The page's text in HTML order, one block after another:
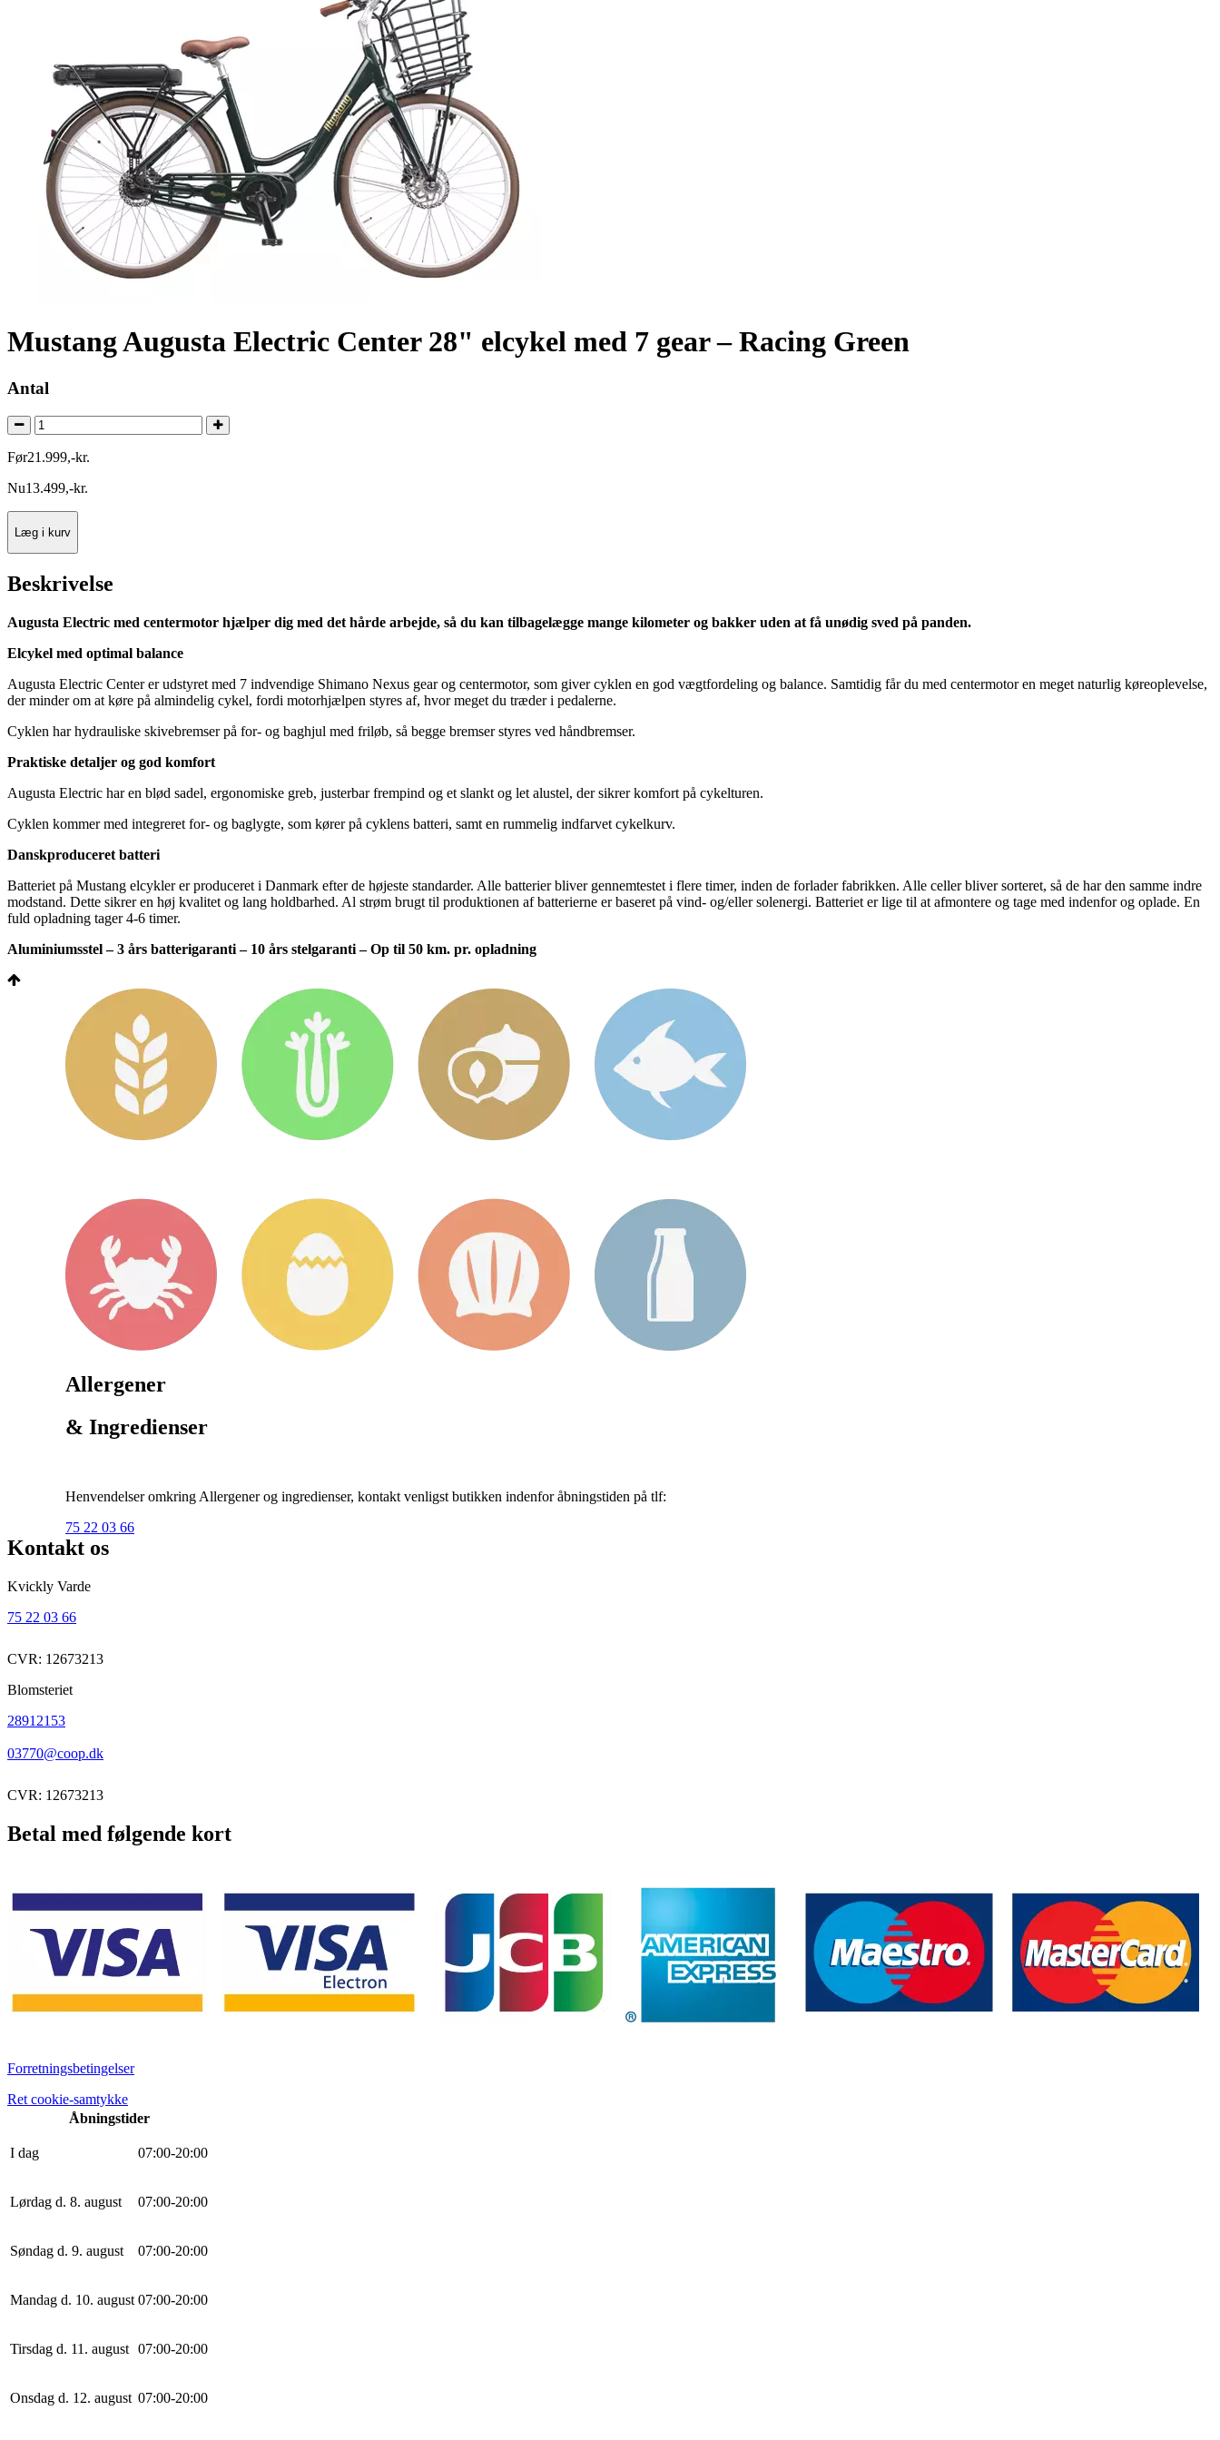
Mustang Augusta Electric Center 28" elcykel med 7 gear – Racing Green
Antal
Før21.999,-kr.
Nu13.499,-kr.
Læg i kurv
Beskrivelse
Augusta Electric med centermotor hjælper dig med det hårde arbejde, så du kan tilbagelægge mange kilometer og bakker uden at få unødig sved på panden.
Elcykel med optimal balance
Augusta Electric Center er udstyret med 7 indvendige Shimano Nexus gear og centermotor, som giver cyklen en god vægtfordeling og balance. Samtidig får du med centermotor en meget naturlig køreoplevelse,
der minder om at køre på almindelig cykel, fordi motorhjælpen styres af, hvor meget du træder i pedalerne.
Cyklen har hydrauliske skivebremser på for- og baghjul med friløb, så begge bremser styres ved håndbremser.
Praktiske detaljer og god komfort
Augusta Electric har en blød sadel, ergonomiske greb, justerbar frempind og et slankt og let alustel, der sikrer komfort på cykelturen.
Cyklen kommer med integreret for- og baglygte, som kører på cyklens batteri, samt en rummelig indfarvet cykelkurv.
Danskproduceret batteri
Batteriet på Mustang elcykler er produceret i Danmark efter de højeste standarder. Alle batterier bliver gennemtestet i flere timer, inden de forlader fabrikken. Alle celler bliver sorteret, så de har den samme indre
modstand. Dette sikrer en høj kvalitet og lang holdbarhed. Al strøm brugt til produktionen af batterierne er baseret på vind- og/eller solenergi. Batteriet er lige til at afmontere og tage med indenfor og oplade. En
fuld opladning tager 4-6 timer.
Aluminiumsstel – 3 års batterigaranti – 10 års stelgaranti – Op til 50 km. pr. opladning
Allergener
& Ingredienser
Henvendelser omkring Allergener og ingredienser, kontakt venligst butikken indenfor åbningstiden på tlf:
75 22 03 66
Kontakt os
Kvickly Varde
75 22 03 66
CVR: 12673213
Blomsteriet
28912153
03770@coop.dk
CVR: 12673213
Betal med følgende kort
Forretningsbetingelser
Ret cookie-samtykke
Åbningstider
I dag 07:00-20:00
Lørdag d. 8. august 07:00-20:00
Søndag d. 9. august 07:00-20:00
Mandag d. 10. august 07:00-20:00
Tirsdag d. 11. august 07:00-20:00
Onsdag d. 12. august 07:00-20:00